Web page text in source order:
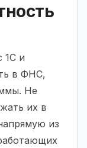
1С и
в ФНС,
Не
их в
из